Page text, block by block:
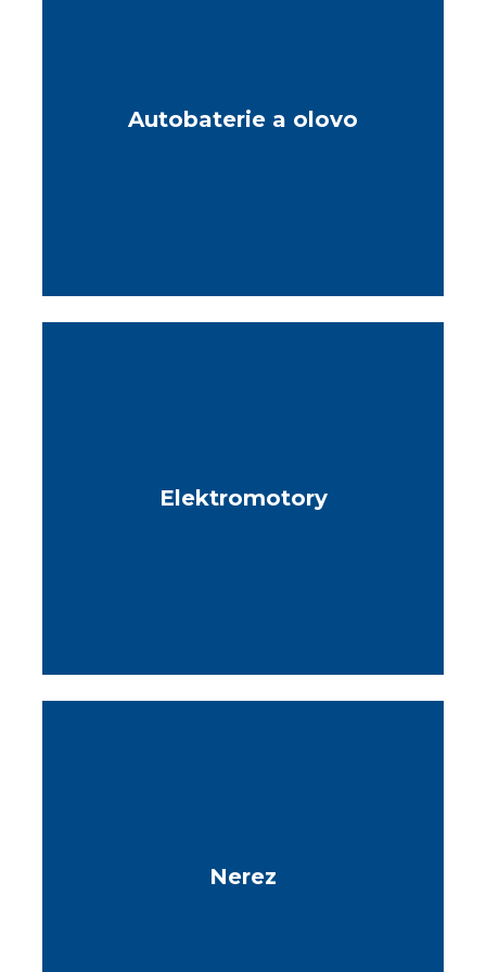
Autobaterie a olovo
Elektromotory
Nerez